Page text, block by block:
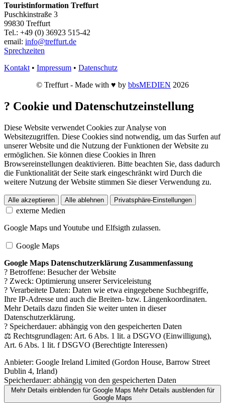
Touristinformation Treffurt
Puschkinstraße 3
99830 Treffurt
Tel.: +49 (0) 36923 515-42
email: info@treffurt.de
Sprechzeiten
Kontakt • Impressum • Datenschutz
© Treffurt - Made with ♥ by bbsMEDIEN 2026
? Cookie und Datenschutzeinstellung
Diese Website verwendet Cookies zur Analyse von
Websitezugriffen. Diese Cookies sind notwendig, um das Surfen auf
unserer Website und die Nutzung der Funktionen der Website zu
ermöglichen. Sie können diese Cookies in Ihren
Browsereinstellungen deaktivieren. Bitte beachten Sie, dass dadurch
die Funktionalität der Seite stark eingeschränkt wird Durch die
weitere Nutzung der Website stimmen Sie dieser Verwendung zu.
Alle akzeptieren Alle ablehnen Privatsphäre-Einstellungen
externe Medien
Google Maps und Youtube und Elfsigth zulassen.
Google Maps
Google Maps Datenschutzerklärung Zusammenfassung
? Betroffene: Besucher der Website
? Zweck: Optimierung unserer Serviceleistung
? Verarbeitete Daten: Daten wie etwa eingegebene Suchbegriffe,
Ihre IP-Adresse und auch die Breiten- bzw. Längenkoordinaten.
Mehr Details dazu finden Sie weiter unten in dieser
Datenschutzerklärung.
? Speicherdauer: abhängig von den gespeicherten Daten
⚖️ Rechtsgrundlagen: Art. 6 Abs. 1 lit. a DSGVO (Einwilligung),
Art. 6 Abs. 1 lit. f DSGVO (Berechtigte Interessen)
Anbieter: Google Ireland Limited (Gordon House, Barrow Street
Dublin 4, Irland)
Speicherdauer: abhängig von den gespeicherten Daten
Mehr Details einblendenfür Google Maps Mehr Details ausblendenfür
Google Maps